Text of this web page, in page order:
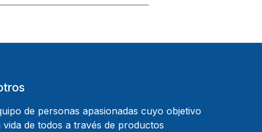
de personas apasionadas cuyo objetivo
vida de todos a través de productos